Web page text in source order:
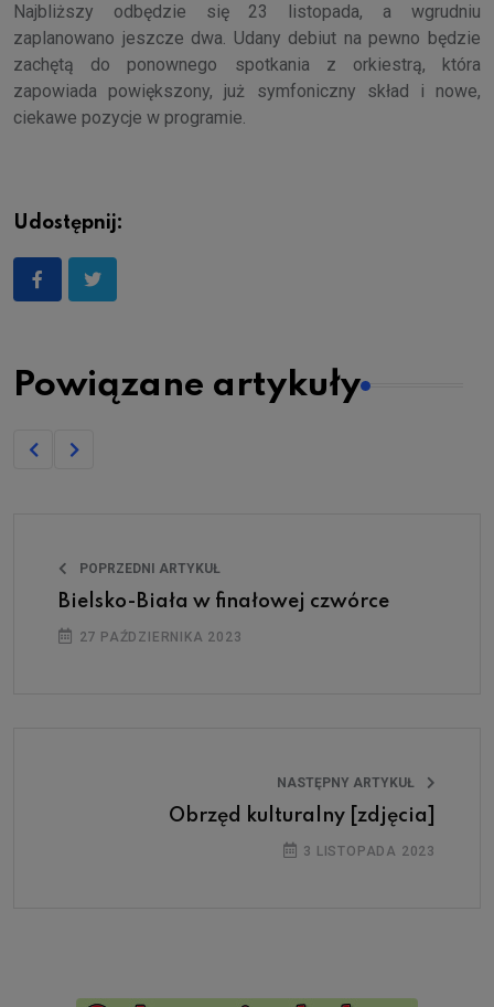
Najbliższy odbędzie się 23 listopada, a wgrudniu
zaplanowano jeszcze dwa. Udany debiut na pewno będzie
zachętą do ponownego spotkania z orkiestrą, która
zapowiada powiększony, już symfoniczny skład i nowe,
ciekawe pozycje w programie.
Udostępnij:
Powiązane artykuły
POPRZEDNI ARTYKUŁ
Bielsko-Biała w finałowej czwórce
27 PAŹDZIERNIKA 2023
NASTĘPNY ARTYKUŁ
Obrzęd kulturalny [zdjęcia]
3 LISTOPADA 2023